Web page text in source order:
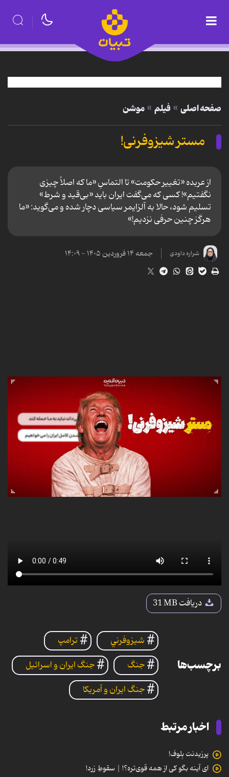
صفحه اصلی فیلم موشن
مستر شیزوفرنی!
از عربده‌ «تغییر حکومت» تا التماسِ «ما که اصلاً چیزی
نگفتیم»! کسی که می‌گفت ایران باید «بی‌قید و شرط»
تسلیم شود، حالا به آلزایمر سیاسی دچار شده و می‌گوید: «ما
هرگز چنین حرفی نزدیم!»
شراره داودی جمعه ۱۴ فروردین ۱۴۰۵ - ۱۴:۰۹
دریافت31 MB
برچسب‌ها
شيزوفرني
ترامپ
جنگ
جنگ ایران و اسرائیل
جنگ ایران و آمریکا
اخبار مرتبط
پرزیدنت بِلوف!
ای آینه بگو کی از همه قوی‌تره؟! | سقوطِ زرد!